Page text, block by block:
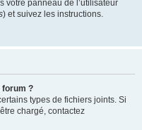
votre panneau de l’utilisateur
) et suivez les instructions.
forum ?
types de fichiers joints. Si
chargé, contactez